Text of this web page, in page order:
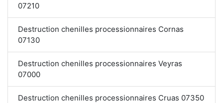
07210
Destruction chenilles processionnaires Cornas
07130
Destruction chenilles processionnaires Veyras
07000
Destruction chenilles processionnaires Cruas 07350